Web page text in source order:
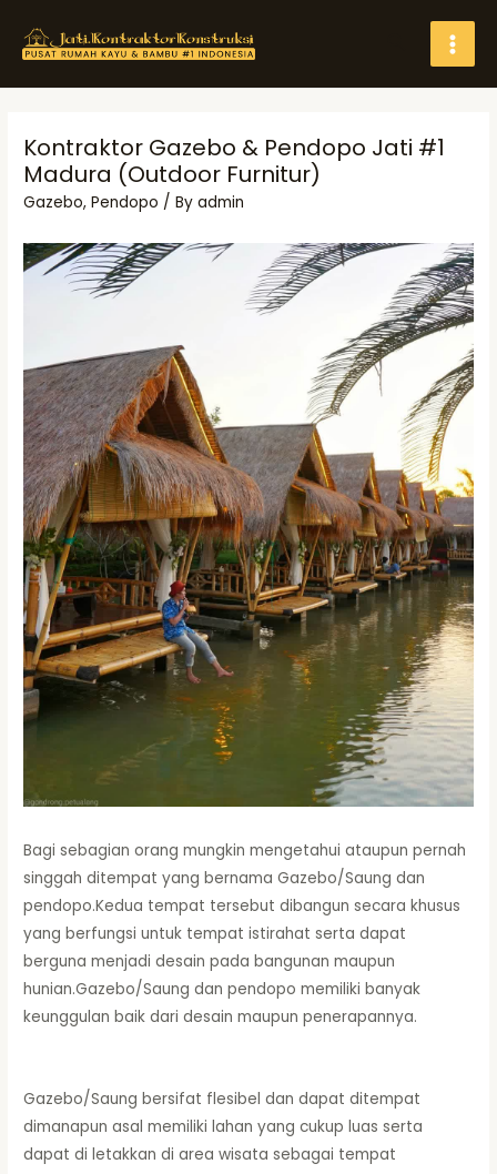
Search
Kontraktor Gazebo & Pendopo Jati #1
Madura (Outdoor Furnitur)
Gazebo,Pendopo / Byadmin
Bagi sebagian orang mungkin mengetahui ataupun pernah
singgah ditempat yang bernama Gazebo/Saung dan
pendopo.Kedua tempat tersebut dibangun secara khusus
yang berfungsi untuk tempat istirahat serta dapat
berguna menjadi desain pada bangunan maupun
hunian.Gazebo/Saung dan pendopo memiliki banyak
keunggulan baik dari desain maupun penerapannya.
Gazebo/Saung bersifat flesibel dan dapat ditempat
dimanapun asal memiliki lahan yang cukup luas serta
dapat di letakkan di area wisata sebagai tempat